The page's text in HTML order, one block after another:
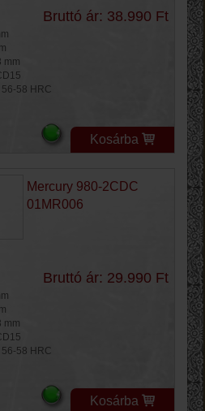
Bruttó ár: 38.990 Ft
mm
58 HRC
Kosárba
Mercury 980-2CDC
01MR006
Bruttó ár: 29.990 Ft
mm
58 HRC
Kosárba